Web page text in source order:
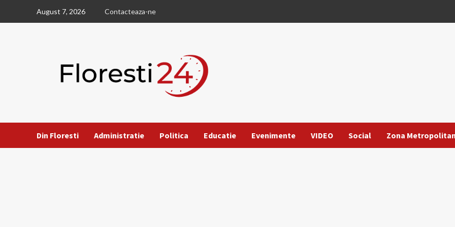
August 7, 2026 Contacteaza-ne
Din Floresti Administratie Politica Educatie Evenimente VIDEO Social Zona